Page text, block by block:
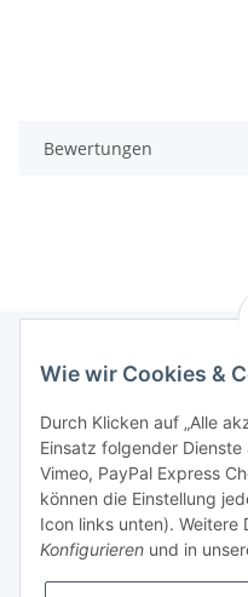
Bewertungen
Gesetzliche Informationen
Wie wir Cookies &
Durch Klicken auf „Alle
Einsatz folgender Dienste
Vimeo, PayPal Express
können die Einstellung
Icon links unten). Weitere
Konfigurieren und in